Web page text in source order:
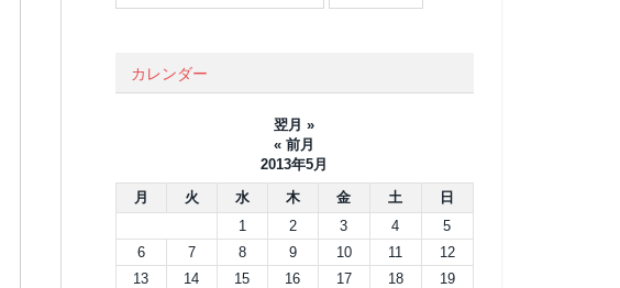
カレンダー
翌月 »
« 前月
2013年5月
月
火 水 木 金 土
日
1
2 3 4
5
6
7 8 9 10 11
12
13
14 15 16 17 18
19